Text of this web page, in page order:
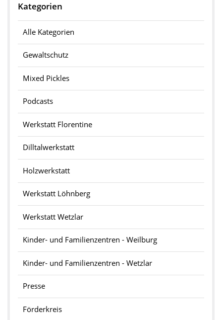
Kategorien
Alle Kategorien
Gewaltschutz
Mixed Pickles
Podcasts
Werkstatt Florentine
Dilltalwerkstatt
Holzwerkstatt
Werkstatt Löhnberg
Werkstatt Wetzlar
Kinder- und Familienzentren - Weilburg
Kinder- und Familienzentren - Wetzlar
Presse
Förderkreis